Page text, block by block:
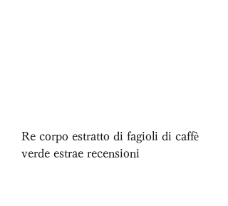
Re corpo estratto di fagioli di caffè
verde estrae recensioni